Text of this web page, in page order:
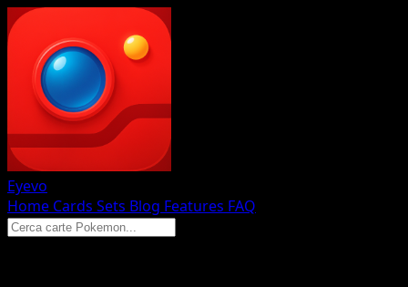
Eyevo
Home Cards Sets Blog Features FAQ